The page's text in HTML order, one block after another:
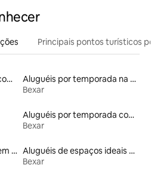
Principais pontos turísticos
Aluguéis por temporada com suítes privativas
Aluguéis por temporada na orla
Bexar
Aluguéis por temporada com banheira de hidromassagem
Bexar
Aluguéis por temporada em resorts
Aluguéis de espaços ideais para famílias
Bexar